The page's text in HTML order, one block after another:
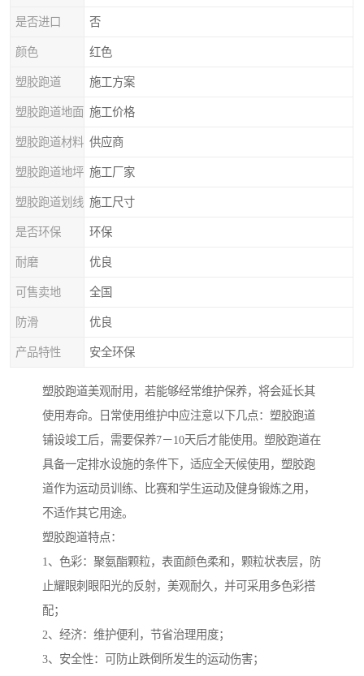
是否进口 否
颜色 红色
塑胶跑道 施工方案
塑胶跑道地面 施工价格
塑胶跑道材料 供应商
塑胶跑道地坪 施工厂家
塑胶跑道划线 施工尺寸
是否环保 环保
耐磨 优良
可售卖地 全国
防滑 优良
产品特性 安全环保
塑胶跑道美观耐用，若能够经常维护保养，将会延长其
使用寿命。日常使用维护中应注意以下几点：塑胶跑道
铺设竣工后，需要保养7－10天后才能使用。塑胶跑道在
具备一定排水设施的条件下，适应全天候使用，塑胶跑
道作为运动员训练、比赛和学生运动及健身锻炼之用，
不适作其它用途。
塑胶跑道特点：
1、色彩：聚氨酯颗粒，表面颜色柔和，颗粒状表层，防
止耀眼刺眼阳光的反射，美观耐久，并可采用多色彩搭
配；
2、经济：维护便利，节省治理用度；
3、安全性：可防止跌倒所发生的运动伤害；